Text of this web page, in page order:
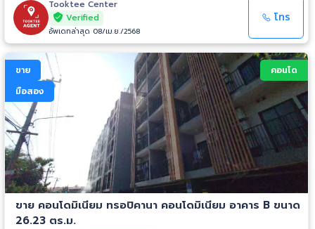
Tooktee Center
Verified
อัพเดทล่าสุด 08/เม.ย./2568
โทร
ขาย
มือสอง
คอนโด
ขาย คอนโดมิเนียม ทรอปิคานา คอนโดมิเนียม อาคาร B ขนาด
26.23 ตร.ม.